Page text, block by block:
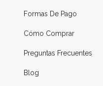
Formas De Pago
Cómo Comprar
Preguntas Frecuentes
Blog